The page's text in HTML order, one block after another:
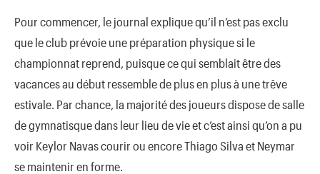
Pour commencer, le journal explique qu’il n’est pas exclu
que le club prévoie une préparation physique si le
championnat reprend, puisque ce qui semblait être des
vacances au début ressemble de plus en plus à une trêve
estivale. Par chance, la majorité des joueurs dispose de salle
de gymnatisque dans leur lieu de vie et c’est ainsi qu’on a pu
voir Keylor Navas courir ou encore Thiago Silva et Neymar
se maintenir en forme.